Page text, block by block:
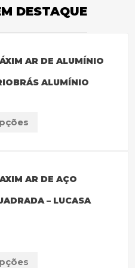
DESTAQUE
AR DE ALUMÍNIO
ALUMÍNIO
AR DE AÇO
– LUCASA